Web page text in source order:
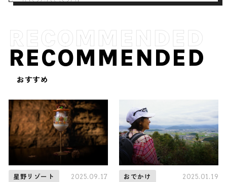
RECOMMENDED
おすすめ
星野リゾート 2025.09.17 おでかけ 2025.01.19